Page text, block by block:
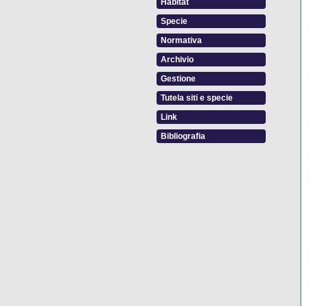
Habitat
Specie
Normativa
Archivio
Gestione
Tutela siti e specie
Link
Bibliografia